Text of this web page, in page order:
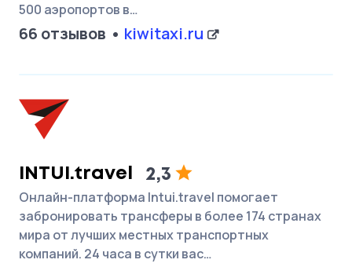
500 аэропортов в…
66 отзывов kiwitaxi.ru
INTUI.travel 2,3
Онлайн-платформа Intui.travel помогает
забронировать трансферы в более 174 странах
мира от лучших местных транспортных
компаний. 24 часа в сутки вас…